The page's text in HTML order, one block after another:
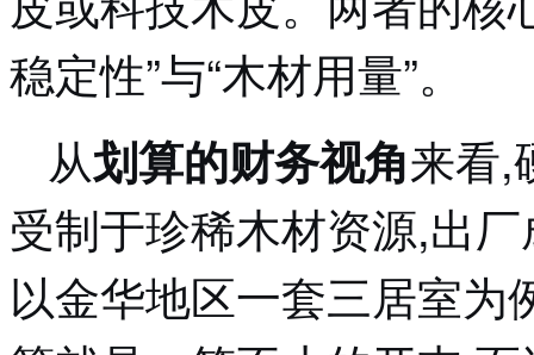
稳定性”与“木材用量”。
从划算的财务视角来看,
受制于珍稀木材资源,出
以金华地区一套三居室